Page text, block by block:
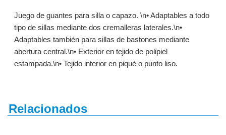
Juego de guantes para silla o capazo. \n• Adaptables a todo
tipo de sillas mediante dos cremalleras laterales.\n•
Adaptables también para sillas de bastones mediante
abertura central.\n• Exterior en tejido de polipiel
estampada.\n• Tejido interior en piqué o punto liso.
Relacionados